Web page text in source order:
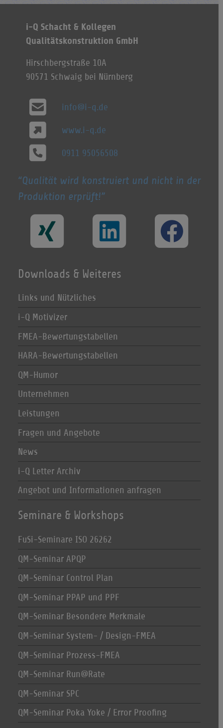
i-Q Schacht & Kollegen
Qualitätskonstruktion GmbH
Hirschbergstraße 10A
90571 Schwaig bei Nürnberg
info@i-q.de
www.i-q.de
0911 95056508
Qualität wird konstruiert und nicht in der
Produktion erprüft!
Downloads & Weiteres
Links und Nützliches
i-Q Motivizer
FMEA-Bewertungstabellen
HARA-Bewertungstabellen
QM-Humor
Unternehmen
Leistungen
Fragen und Angebote
News
i-Q Letter Archiv
Angebot und Informationen anfragen
Seminare & Workshops
FuSi-Seminare ISO 26262
QM-Seminar APQP
QM-Seminar Control Plan
QM-Seminar PPAP und PPF
QM-Seminar Besondere Merkmale
QM-Seminar System- / Design-FMEA
QM-Seminar Prozess-FMEA
QM-Seminar Run@Rate
QM-Seminar SPC
QM-Seminar Poka Yoke / Error Proofing